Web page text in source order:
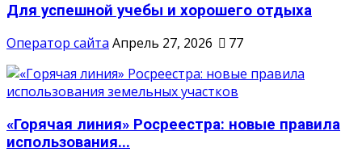
Для успешной учебы и хорошего отдыха
Оператор сайта Апрель 27, 2026 77
«Горячая линия» Росреестра: новые правила
использования...